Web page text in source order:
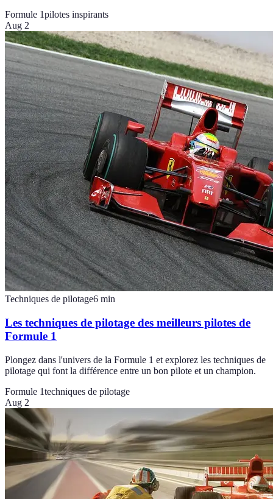
Formule 1pilotes inspirants
Aug 2
Techniques de pilotage6 min
Les techniques de pilotage des meilleurs pilotes de
Formule 1
Plongez dans l'univers de la Formule 1 et explorez les techniques de
pilotage qui font la différence entre un bon pilote et un champion.
Formule 1techniques de pilotage
Aug 2